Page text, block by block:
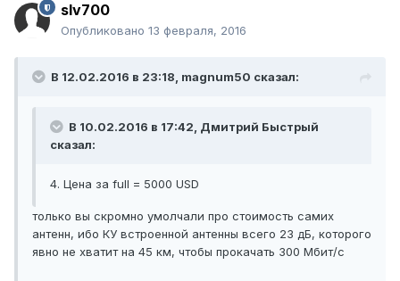
slv700
Опубликовано 13 февраля, 2016
В 12.02.2016 в 23:18, magnum50 сказал:
В 10.02.2016 в 17:42, Дмитрий Быстрый
сказал:
4. Цена за full = 5000 USD
только вы скромно умолчали про стоимость самих
антенн, ибо КУ встроенной антенны всего 23 дБ, которого
явно не хватит на 45 км, чтобы прокачать 300 Мбит/с